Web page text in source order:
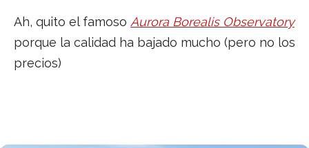
Ah, quito el famoso Aurora Borealis Observatory
porque la calidad ha bajado mucho (pero no los
precios)